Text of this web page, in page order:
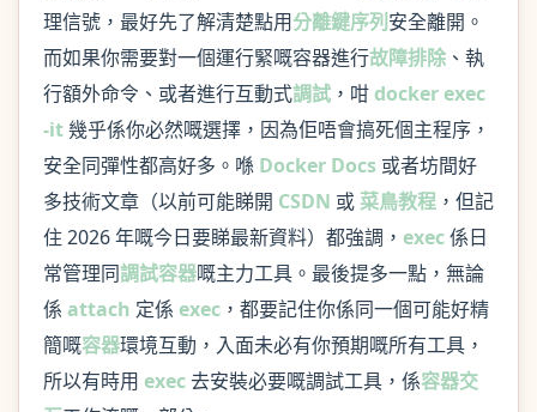
理信號，最好先了解清楚點用分離鍵序列 安全離開。
而如果你需要對一個運行緊嘅容器進行故障排除 、執
行額外命令、或者進行互動式調試 ，咁docker exec
-it幾乎係你必然嘅選擇，因為佢唔會搞死個主程序，
安全同彈性都高好多。喺 Docker Docs 或者坊間好
多技術文章（以前可能睇開 CSDN 或 菜鳥教程 ，但記
住 2026 年嘅今日要睇最新資料）都強調， exec係日
常管理同調試容器嘅主力工具。最後提多一點，無論
係 attach 定係 exec ，都要記住你係同一個可能好精
簡嘅容器環境互動，入面未必有你預期嘅所有工具，
所以有時用 exec去安裝必要嘅調試工具，係容器交